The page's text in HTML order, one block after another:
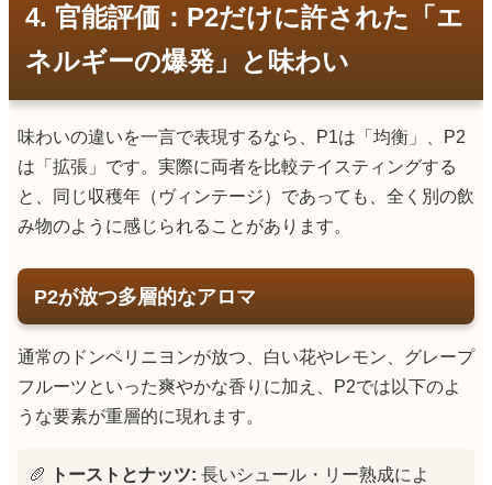
4. 官能評価：P2だけに許された「エ
ネルギーの爆発」と味わい
味わいの違いを一言で表現するなら、P1は「均衡」、P2
は「拡張」です。実際に両者を比較テイスティングする
と、同じ収穫年（ヴィンテージ）であっても、全く別の飲
み物のように感じられることがあります。
P2が放つ多層的なアロマ
通常のドンペリニヨンが放つ、白い花やレモン、グレープ
フルーツといった爽やかな香りに加え、P2では以下のよ
うな要素が重層的に現れます。
🥖 トーストとナッツ: 長いシュール・リー熟成によ